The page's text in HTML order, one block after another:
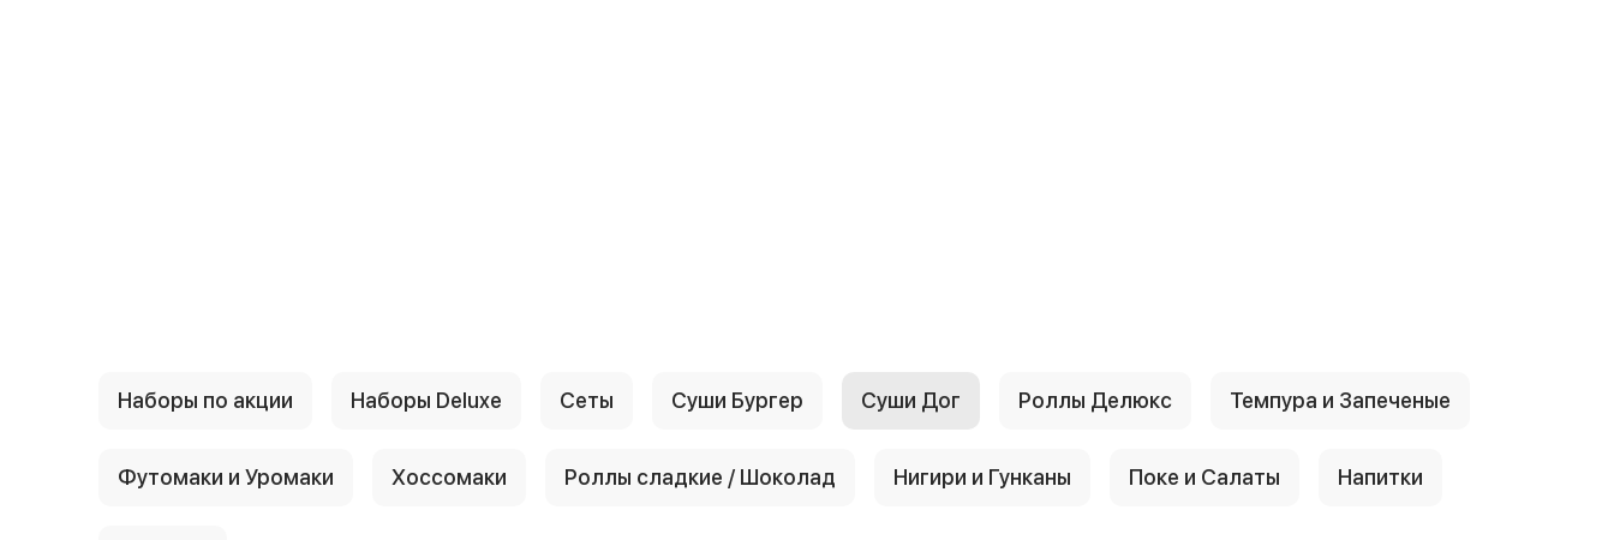
Наборы по акции Наборы Deluxe Сеты Суши Бургер Суши Дог Роллы Делюкс Темпура и Запеченые
Футомаки и Уромаки Хоссомаки Роллы сладкие / Шоколад Нигири и Гунканы Поке и Салаты Напитки